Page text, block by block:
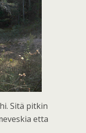
Sitä pitkin
etta